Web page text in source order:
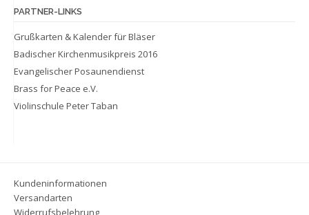
PARTNER-LINKS
Grußkarten & Kalender für Bläser
Badischer Kirchenmusikpreis 2016
Evangelischer Posaunendienst
Brass for Peace e.V.
Violinschule Peter Taban
Kundeninformationen
Versandarten
Widerrufsbelehrung